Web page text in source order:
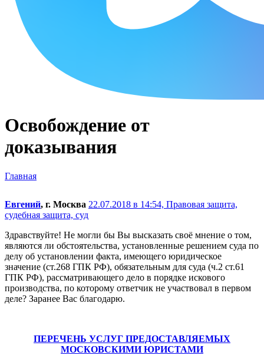
Освобождение от
доказывания
Главная
Евгений, г. Москва 22.07.2018 в 14:54, Правовая защита,
судебная защита, суд
Здравствуйте! Не могли бы Вы высказать своё мнение о том,
являются ли обстоятельства, установленные решением суда по
делу об установлении факта, имеющего юридическое
значение (ст.268 ГПК РФ), обязательным для суда (ч.2 ст.61
ГПК РФ), рассматривающего дело в порядке искового
производства, по которому ответчик не участвовал в первом
деле? Заранее Вас благодарю.
ПЕРЕЧЕНЬ УСЛУГ ПРЕДОСТАВЛЯЕМЫХ
МОСКОВСКИМИ ЮРИСТАМИ